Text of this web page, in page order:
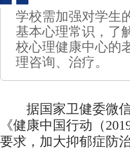
学校需加强对学生
基本心理常识，了
校心理健康中心的
理咨询、治疗。
据国家卫健委微信
《健康中国行动（
要求，加大抑郁症防